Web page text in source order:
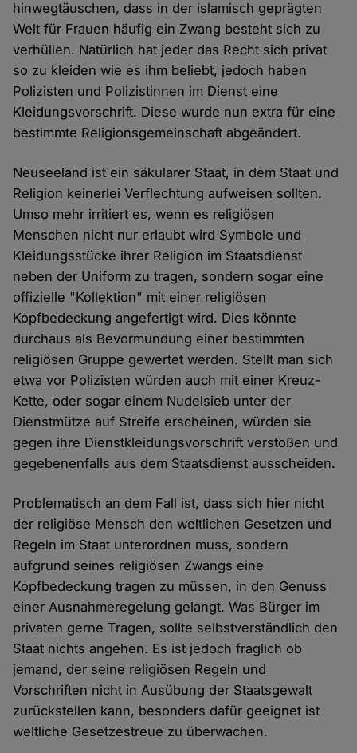
hinwegtäuschen, dass in der islamisch geprägten
Welt für Frauen häufig ein Zwang besteht sich zu
verhüllen. Natürlich hat jeder das Recht sich privat
so zu kleiden wie es ihm beliebt, jedoch haben
Polizisten und Polizistinnen im Dienst eine
Kleidungsvorschrift. Diese wurde nun extra für eine
bestimmte Religionsgemeinschaft abgeändert.
Neuseeland ist ein säkularer Staat, in dem Staat und
Religion keinerlei Verflechtung aufweisen sollten.
Umso mehr irritiert es, wenn es religiösen
Menschen nicht nur erlaubt wird Symbole und
Kleidungsstücke ihrer Religion im Staatsdienst
neben der Uniform zu tragen, sondern sogar eine
offizielle "Kollektion" mit einer religiösen
Kopfbedeckung angefertigt wird. Dies könnte
durchaus als Bevormundung einer bestimmten
religiösen Gruppe gewertet werden. Stellt man sich
etwa vor Polizisten würden auch mit einer Kreuz-
Kette, oder sogar einem Nudelsieb unter der
Dienstmütze auf Streife erscheinen, würden sie
gegen ihre Dienstkleidungsvorschrift verstoßen und
gegebenenfalls aus dem Staatsdienst ausscheiden.
Problematisch an dem Fall ist, dass sich hier nicht
der religiöse Mensch den weltlichen Gesetzen und
Regeln im Staat unterordnen muss, sondern
aufgrund seines religiösen Zwangs eine
Kopfbedeckung tragen zu müssen, in den Genuss
einer Ausnahmeregelung gelangt. Was Bürger im
privaten gerne Tragen, sollte selbstverständlich den
Staat nichts angehen. Es ist jedoch fraglich ob
jemand, der seine religiösen Regeln und
Vorschriften nicht in Ausübung der Staatsgewalt
zurückstellen kann, besonders dafür geeignet ist
weltliche Gesetzestreue zu überwachen.